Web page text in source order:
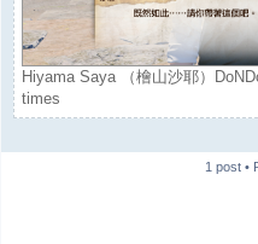
Hiyama Saya （檜山沙耶）
times
1 post •